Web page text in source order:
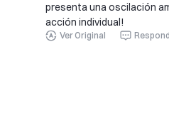
presenta una oscilación
acción individual!
Ver Original